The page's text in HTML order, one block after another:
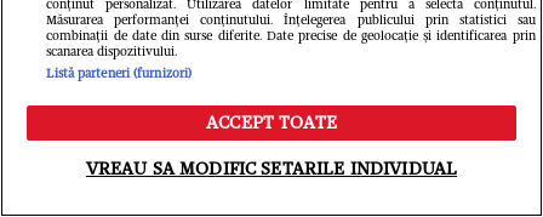
Meniu Caută
conținut personalizat. Utilizarea datelor limitate pentru a selecta conținutul.
Măsurarea performanței conținutului. Înțelegerea publicului prin statistici sau
combinații de date din surse diferite. Date precise de geolocație și identificarea prin
scanarea dispozitivului.
Listă parteneri (furnizori)
ACCEPT TOATE
VREAU SA MODIFIC SETARILE INDIVIDUAL